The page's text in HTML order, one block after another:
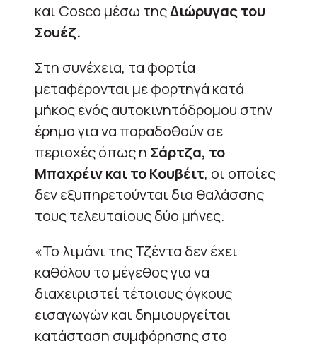
και Cosco μέσω τηςΔιώρυγας του
Σουέζ.
Στη συνέχεια, τα φορτία
μεταφέρονται με φορτηγά κατά
μήκος ενός αυτοκινητόδρομου στην
έρημο για να παραδοθούν σε
περιοχές όπως η Σάρτζα, το
Μπαχρέιν και το Κουβέιτ, οι οποίες
δεν εξυπηρετούνται δια θαλάσσης
τους τελευταίους δύο μήνες.
«Το λιμάνι της Τζέντα δεν έχει
καθόλου το μέγεθος για να
διαχειριστεί τέτοιους όγκους
εισαγωγών και δημιουργείται
κατάσταση συμφόρησης στο